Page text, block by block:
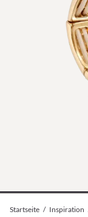
Startseite / Inspiration